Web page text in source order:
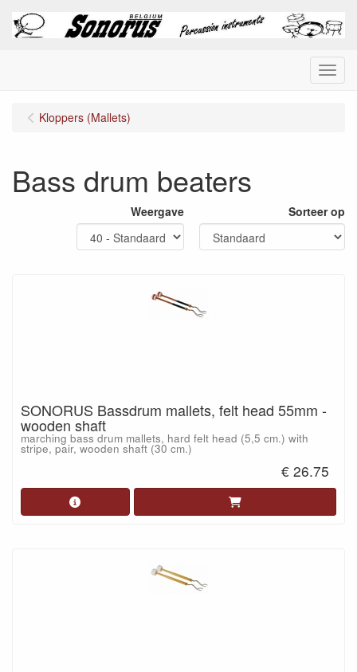
Menu
Kloppers (Mallets)
Bass drum beaters
Weergave Sorteer op
SONORUS Bassdrum mallets, felt head 55mm -
wooden shaft
marching bass drum mallets, hard felt head (5,5 cm.) with
stripe, pair, wooden shaft (30 cm.)
€ 26.75